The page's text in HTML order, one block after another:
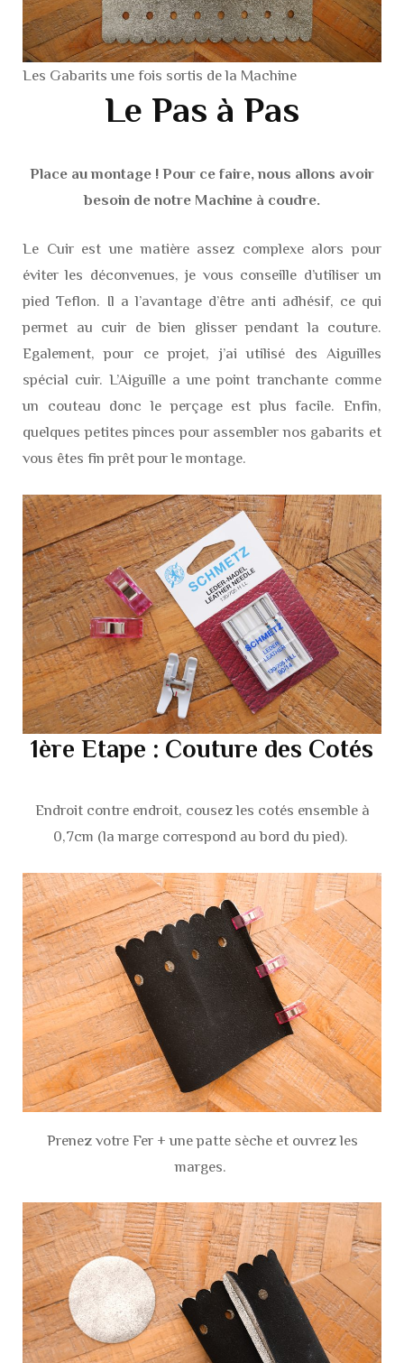
Les Gabarits une fois sortis de la Machine
Le Pas à Pas
Place au montage ! Pour ce faire, nous allons avoir
besoin de notre Machine à coudre.
Le Cuir est une matière assez complexe alors pour
éviter les déconvenues, je vous conseille d’utiliser un
pied Teflon. Il a l’avantage d’être anti adhésif, ce qui
permet au cuir de bien glisser pendant la couture.
Egalement, pour ce projet, j’ai utilisé des Aiguilles
spécial cuir. L’Aiguille a une point tranchante comme
un couteau donc le perçage est plus facile. Enfin,
quelques petites pinces pour assembler nos gabarits et
vous êtes fin prêt pour le montage.
1ère Etape : Couture des Cotés
Endroit contre endroit, cousez les cotés ensemble à
0,7cm (la marge correspond au bord du pied).
Prenez votre Fer + une patte sèche et ouvrez les
marges.